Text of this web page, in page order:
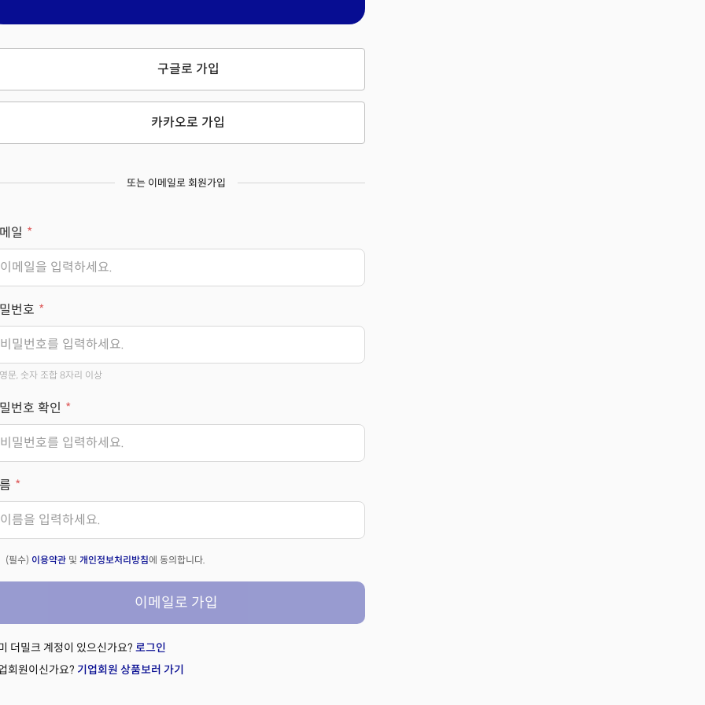
구글로 가입
카카오로 가입
또는 이메일로 회원가입
일
번호
영문, 숫자 조합 8자리 이상
번호 확인
(필수) 이용약관 및 개인정보처리방침에 동의합니다.
이메일로 가입
더밀크 계정이 있으신가요? 로그인
회원이신가요? 기업회원 상품보러 가기